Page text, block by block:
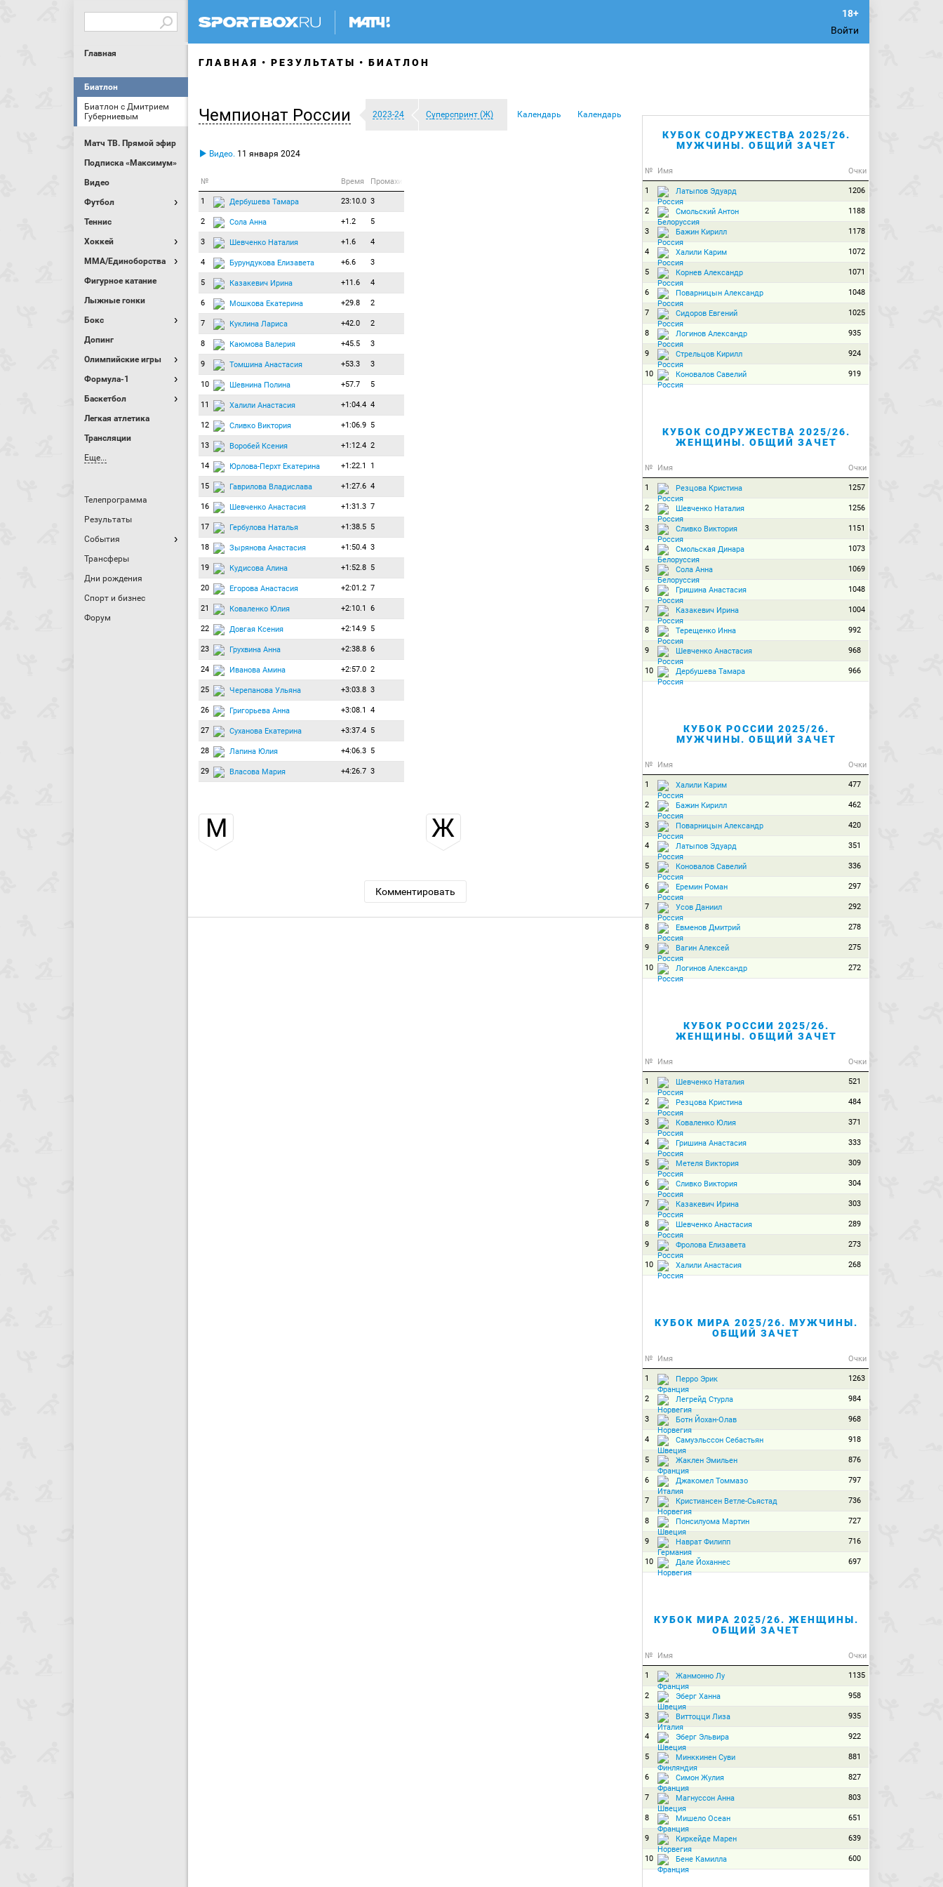
Войти
Главная
Биатлон
Биатлон с Дмитрием
Губерниевым
Матч ТВ. Прямой эфир
Подписка «Максимум»
Видео
Футбол
Теннис
Хоккей
MMA/Единоборства
Фигурное катание
Лыжные гонки
Бокс
Допинг
Олимпийские игры
Формула-1
Баскетбол
Легкая атлетика
Трансляции
Еще...
Телепрограмма
Результаты
События
Трансферы
Дни рождения
Спорт и бизнес
Форум
ГЛАВНАЯ РЕЗУЛЬТАТЫ БИАТЛОН
Чемпионат России 2023-24 Суперспринт (Ж) Календарь Календарь
Видео. 11 января 2024
№ Время Промахи
1 Дербушева Тамара 23:10.0 3
2 Сола Анна +1.2 5
3 Шевченко Наталия +1.6 4
4 Бурундукова Елизавета +6.6 3
5 Казакевич Ирина +11.6 4
6 Мошкова Екатерина +29.8 2
7 Куклина Лариса +42.0 2
8 Каюмова Валерия +45.5 3
9 Томшина Анастасия +53.3 3
10 Шевнина Полина +57.7 5
11 Халили Анастасия +1:04.4 4
12 Сливко Виктория +1:06.9 5
13 Воробей Ксения +1:12.4 2
14 Юрлова-Перхт Екатерина +1:22.1 1
15 Гаврилова Владислава +1:27.6 4
16 Шевченко Анастасия +1:31.3 7
17 Гербулова Наталья +1:38.5 5
18 Зырянова Анастасия +1:50.4 3
19 Кудисова Алина +1:52.8 5
20 Егорова Анастасия +2:01.2 7
21 Коваленко Юлия +2:10.1 6
22 Довгая Ксения +2:14.9 5
23 Грухвина Анна +2:38.8 6
24 Иванова Амина +2:57.0 2
25 Черепанова Ульяна +3:03.8 3
26 Григорьева Анна +3:08.1 4
27 Суханова Екатерина +3:37.4 5
28 Лапина Юлия +4:06.3 5
29 Власова Мария +4:26.7 3
М Ж
Комментировать
КУБОК СОДРУЖЕСТВА 2025/26.
МУЖЧИНЫ. ОБЩИЙ ЗАЧЕТ
№ Имя Очки
1 Латыпов Эдуард 1206
2 Смольский Антон 1188
3 Бажин Кирилл 1178
4 Халили Карим 1072
5 Корнев Александр 1071
6 Поварницын Александр 1048
7 Сидоров Евгений 1025
8 Логинов Александр 935
9 Стрельцов Кирилл 924
10 Коновалов Савелий 919
КУБОК СОДРУЖЕСТВА 2025/26.
ЖЕНЩИНЫ. ОБЩИЙ ЗАЧЕТ
№ Имя Очки
1 Резцова Кристина 1257
2 Шевченко Наталия 1256
3 Сливко Виктория 1151
4 Смольская Динара 1073
5 Сола Анна 1069
6 Гришина Анастасия 1048
7 Казакевич Ирина 1004
8 Терещенко Инна 992
9 Шевченко Анастасия 968
10 Дербушева Тамара 966
КУБОК РОССИИ 2025/26.
МУЖЧИНЫ. ОБЩИЙ ЗАЧЕТ
№ Имя Очки
1 Халили Карим 477
2 Бажин Кирилл 462
3 Поварницын Александр 420
4 Латыпов Эдуард 351
5 Коновалов Савелий 336
6 Еремин Роман 297
7 Усов Даниил 292
8 Евменов Дмитрий 278
9 Вагин Алексей 275
10 Логинов Александр 272
КУБОК РОССИИ 2025/26.
ЖЕНЩИНЫ. ОБЩИЙ ЗАЧЕТ
№ Имя Очки
1 Шевченко Наталия 521
2 Резцова Кристина 484
3 Коваленко Юлия 371
4 Гришина Анастасия 333
5 Метеля Виктория 309
6 Сливко Виктория 304
7 Казакевич Ирина 303
8 Шевченко Анастасия 289
9 Фролова Елизавета 273
10 Халили Анастасия 268
КУБОК МИРА 2025/26. МУЖЧИНЫ.
ОБЩИЙ ЗАЧЕТ
№ Имя Очки
1 Перро Эрик 1263
2 Легрейд Стурла 984
3 Ботн Йохан-Олав 968
4 Самуэльссон Себастьян 918
5 Жаклен Эмильен 876
6 Джакомел Томмазо 797
7 Кристиансен Ветле-Сьястад 736
8 Понсилуома Мартин 727
9 Наврат Филипп 716
10 Дале Йоханнес 697
КУБОК МИРА 2025/26. ЖЕНЩИНЫ.
ОБЩИЙ ЗАЧЕТ
№ Имя Очки
1 Жанмонно Лу 1135
2 Эберг Ханна 958
3 Виттоцци Лиза 935
4 Эберг Эльвира 922
5 Минккинен Суви 881
6 Симон Жулия 827
7 Магнуссон Анна 803
8 Мишело Осеан 651
9 Киркейде Марен 639
10 Бене Камилла 600